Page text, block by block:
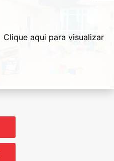
Clique aqui para visualizar